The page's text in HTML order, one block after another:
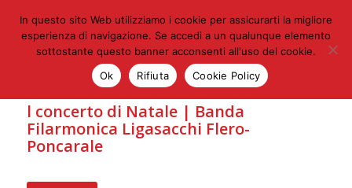
l concerto di Natale | Banda
Filarmonica Ligasacchi Flero-
Poncarale
In questo sito Web utilizziamo i cookie per assicurarti la migliore
esperienza di navigazione. Se accedi a un qualunque elemento
sottostante questo banner acconsenti all'uso del cookie.
Ok
Rifiuta Cookie Policy